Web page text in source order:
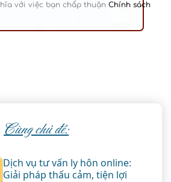
với việc bạn chấp thuận Chính sách
Cùng chủ đề:
Dịch vụ tư vấn ly hôn online:
Giải pháp thấu cảm, tiện lợi